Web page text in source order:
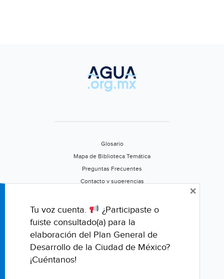
Glosario
Mapa de Biblioteca Temática
Preguntas Frecuentes
Contacto y sugerencias
Califica este portal
Tu voz cuenta.
¿Participaste o
fuiste consultado(a) para la
elaboración del Plan General de
Desarrollo de la Ciudad de México?
¡Cuéntanos!
×